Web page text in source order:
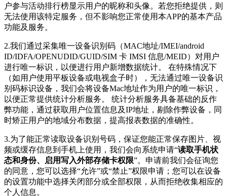
户参与活动排行榜显示用户的昵称和头像。若您拒绝提供，则
无法使用该特定服务，但不影响您正常使用本APP的基本产品
功能及服务。
2.我们通过采集唯一设备识别码（MAC地址/IMEI/android
ID/IDFA/OPENUDID/GUID/SIM 卡 IMSI 信息/MEID）对用户
进行唯一标识，以便进行用户新增数据统计。 在特殊情况下
（如用户使用平板设备或电视盒子时），无法通过唯一设备识
别码标识设备，我们会将设备Mac地址作为用户的唯一标识，
以便正常提供统计分析服务。 统计分析服务具备基础的反作
弊功能，通过获取用户位置信息及IP地址，剔除作弊设备，同
时矫正用户的地域分布数据，提高报表数据的准确性。
3.为了能正常读取设备识别号码，保证您能正常保存图片、视
频或缓存信息到手机上使用，我们会向系统申请“读取手机状
态和身份、启用写入外部存储卡权限”。申请前我们会征询您
的同意，您可以选择“允许”或“禁止”权限申请；您可以在设备
的设置功能中选择关闭部分或全部权限，从而拒绝收集相应的
个人信息。